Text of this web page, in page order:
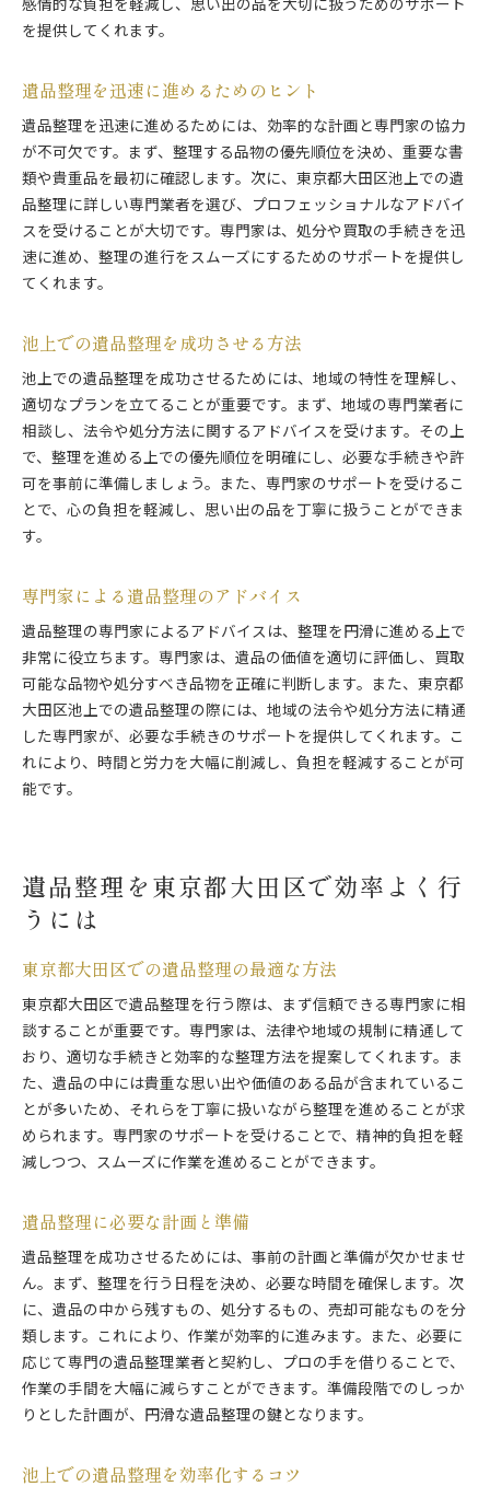
感情的な負担を軽減し、思い出の品を大切に扱うためのサポート
を提供してくれます。
遺品整理を迅速に進めるためのヒント
遺品整理を迅速に進めるためには、効率的な計画と専門家の協力
が不可欠です。まず、整理する品物の優先順位を決め、重要な書
類や貴重品を最初に確認します。次に、東京都大田区池上での遺
品整理に詳しい専門業者を選び、プロフェッショナルなアドバイ
スを受けることが大切です。専門家は、処分や買取の手続きを迅
速に進め、整理の進行をスムーズにするためのサポートを提供し
てくれます。
池上での遺品整理を成功させる方法
池上での遺品整理を成功させるためには、地域の特性を理解し、
適切なプランを立てることが重要です。まず、地域の専門業者に
相談し、法令や処分方法に関するアドバイスを受けます。その上
で、整理を進める上での優先順位を明確にし、必要な手続きや許
可を事前に準備しましょう。また、専門家のサポートを受けるこ
とで、心の負担を軽減し、思い出の品を丁寧に扱うことができま
す。
専門家による遺品整理のアドバイス
遺品整理の専門家によるアドバイスは、整理を円滑に進める上で
非常に役立ちます。専門家は、遺品の価値を適切に評価し、買取
可能な品物や処分すべき品物を正確に判断します。また、東京都
大田区池上での遺品整理の際には、地域の法令や処分方法に精通
した専門家が、必要な手続きのサポートを提供してくれます。こ
れにより、時間と労力を大幅に削減し、負担を軽減することが可
能です。
遺品整理を東京都大田区で効率よく行
うには
東京都大田区での遺品整理の最適な方法
東京都大田区で遺品整理を行う際は、まず信頼できる専門家に相
談することが重要です。専門家は、法律や地域の規制に精通して
おり、適切な手続きと効率的な整理方法を提案してくれます。ま
た、遺品の中には貴重な思い出や価値のある品が含まれているこ
とが多いため、それらを丁寧に扱いながら整理を進めることが求
められます。専門家のサポートを受けることで、精神的負担を軽
減しつつ、スムーズに作業を進めることができます。
遺品整理に必要な計画と準備
遺品整理を成功させるためには、事前の計画と準備が欠かせませ
ん。まず、整理を行う日程を決め、必要な時間を確保します。次
に、遺品の中から残すもの、処分するもの、売却可能なものを分
類します。これにより、作業が効率的に進みます。また、必要に
応じて専門の遺品整理業者と契約し、プロの手を借りることで、
作業の手間を大幅に減らすことができます。準備段階でのしっか
りとした計画が、円滑な遺品整理の鍵となります。
池上での遺品整理を効率化するコツ